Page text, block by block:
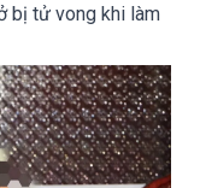
bị tử vong khi làm